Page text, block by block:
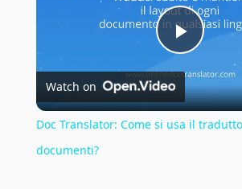
Play
Watch on
Doc Translator: Come si usa il
documenti?